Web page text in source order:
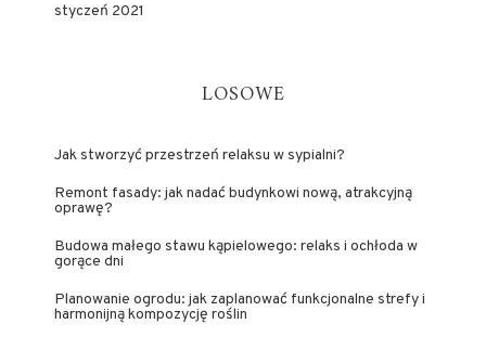
styczeń 2021
LOSOWE
Jak stworzyć przestrzeń relaksu w sypialni?
Remont fasady: jak nadać budynkowi nową, atrakcyjną
oprawę?
Budowa małego stawu kąpielowego: relaks i ochłoda w
gorące dni
Planowanie ogrodu: jak zaplanować funkcjonalne strefy i
harmonijną kompozycję roślin